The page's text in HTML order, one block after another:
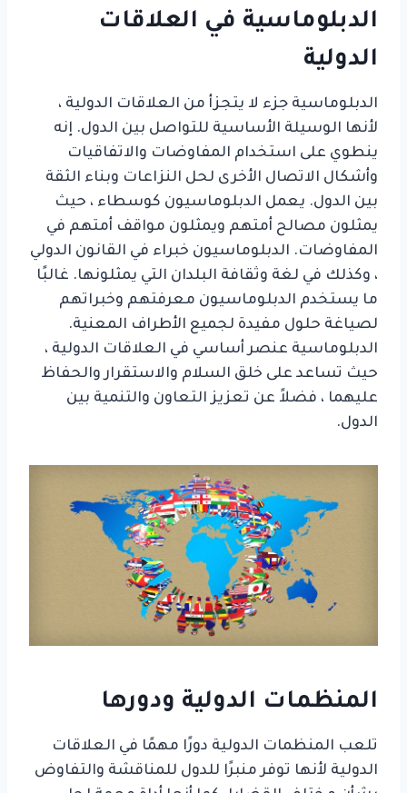
الدبلوماسية في العلاقات
الدولية
الدبلوماسية جزء لا يتجزأ من العلاقات الدولية ،
لأنها الوسيلة الأساسية للتواصل بين الدول. إنه
ينطوي على استخدام المفاوضات والاتفاقيات
وأشكال الاتصال الأخرى لحل النزاعات وبناء الثقة
بين الدول. يعمل الدبلوماسيون كوسطاء ، حيث
يمثلون مصالح أمتهم ويمثلون مواقف أمتهم في
المفاوضات. الدبلوماسيون خبراء في القانون الدولي
، وكذلك في لغة وثقافة البلدان التي يمثلونها. غالبًا
ما يستخدم الدبلوماسيون معرفتهم وخبراتهم
لصياغة حلول مفيدة لجميع الأطراف المعنية.
الدبلوماسية عنصر أساسي في العلاقات الدولية ،
حيث تساعد على خلق السلام والاستقرار والحفاظ
عليهما ، فضلاً عن تعزيز التعاون والتنمية بين
الدول.
المنظمات الدولية ودورها
تلعب المنظمات الدولية دورًا مهمًا في العلاقات
الدولية لأنها توفر منبرًا للدول للمناقشة والتفاوض